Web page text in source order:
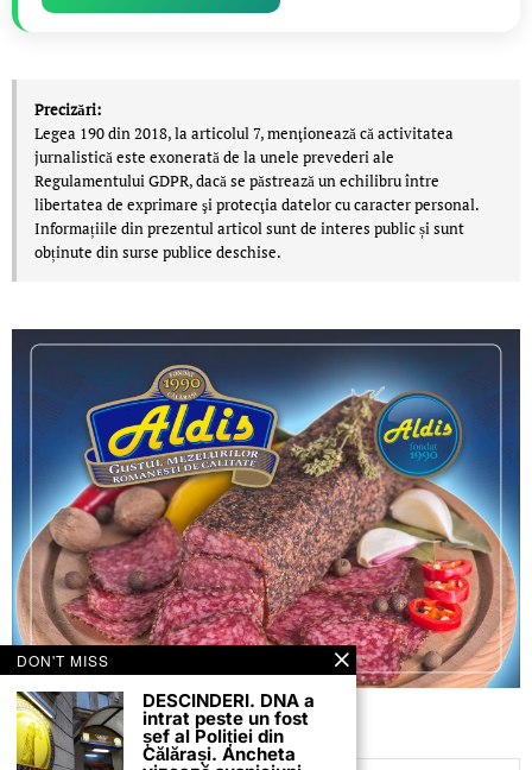
Precizări:
Legea 190 din 2018, la articolul 7, menţionează că activitatea
jurnalistică este exonerată de la unele prevederi ale
Regulamentului GDPR, dacă se păstrează un echilibru între
libertatea de exprimare şi protecţia datelor cu caracter personal.
Informațiile din prezentul articol sunt de interes public și sunt
obținute din surse publice deschise.
DON'T MISS
DESCINDERI. DNA a
intrat peste un fost
șef al Poliției din
Călărași. Ancheta